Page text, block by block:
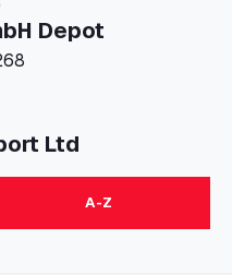
Depot
3, , 48268
Ltd
A-Z